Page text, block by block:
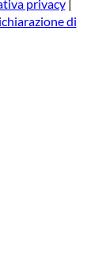
privacy|
di